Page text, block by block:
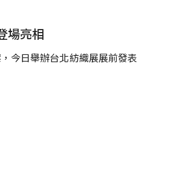
場亮相
今日舉辦台北紡織展展前發表